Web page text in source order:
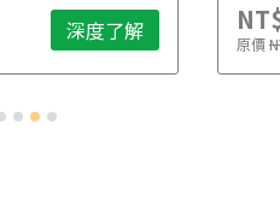
深度了解 原價